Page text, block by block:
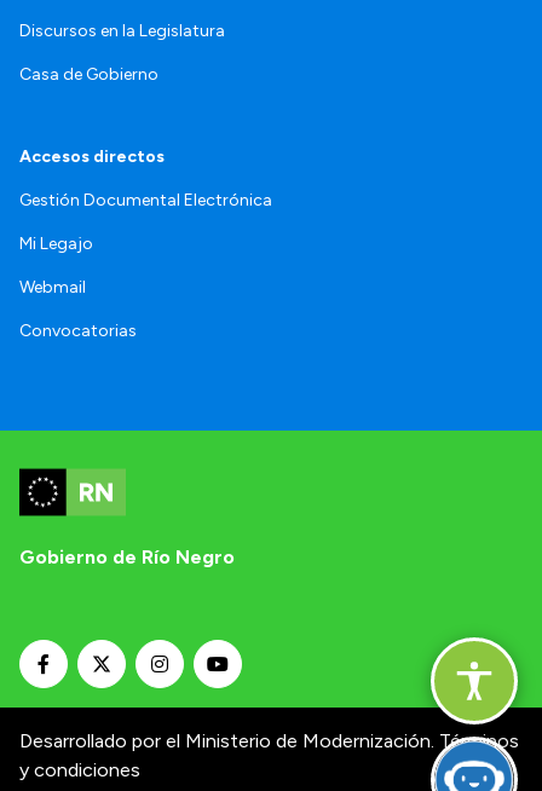
Discursos en la Legislatura
Casa de Gobierno
Accesos directos
Gestión Documental Electrónica
Mi Legajo
Webmail
Convocatorias
Gobierno de Río Negro
Desarrollado por el Ministerio de Modernización. Términos
y condiciones